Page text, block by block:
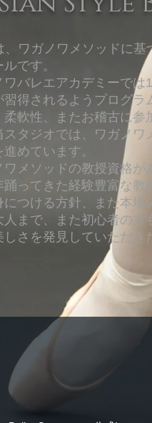
ワガノワメソッドに基
です。
バレエアカデミーでは
得されるようプログラ
柔軟性、またお稽古に
スタジオでは、ワガノ
めています。
メソッドの教授資格が
ってきた経験豊富な教
つける方針、また本場
人まで、また初心者の
さを発見していただき